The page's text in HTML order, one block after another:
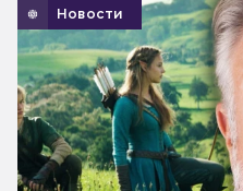
Новости